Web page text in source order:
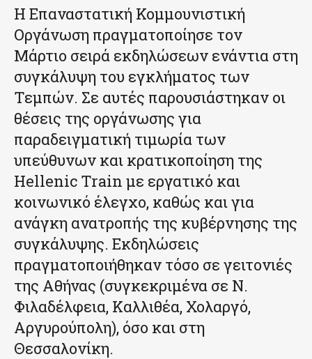
Η Επαναστατική Κομμουνιστική
Οργάνωση πραγματοποίησε τον
Μάρτιο σειρά εκδηλώσεων ενάντια στη
συγκάλυψη του εγκλήματος των
Τεμπών. Σε αυτές παρουσιάστηκαν οι
θέσεις της οργάνωσης για
παραδειγματική τιμωρία των
υπεύθυνων και κρατικοποίηση της
Hellenic Train με εργατικό και
κοινωνικό έλεγχο, καθώς και για
ανάγκη ανατροπής της κυβέρνησης της
συγκάλυψης. Εκδηλώσεις
πραγματοποιήθηκαν τόσο σε γειτονιές
της Αθήνας (συγκεκριμένα σε Ν.
Φιλαδέλφεια, Καλλιθέα, Χολαργό,
Αργυρούπολη), όσο και στη
Θεσσαλονίκη.